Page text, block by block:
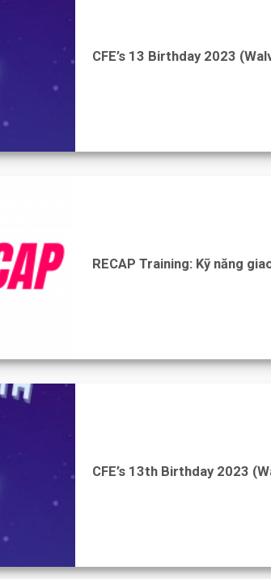
CFE’s 13 Birthday 2023
RECAP Training: Kỹ năng
CFE’s 13th Birthday 2023